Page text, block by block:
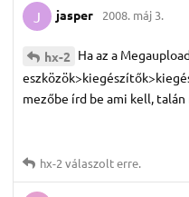
J jasper 2008. máj 3.
hx-2 Ha az a
mezőbe írd be ami kell,
hx-2 válaszolt erre.